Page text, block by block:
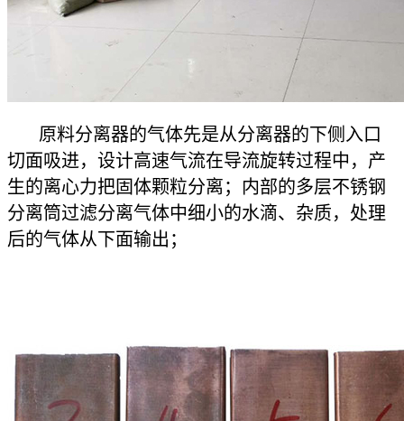
原料分离器的气体先是从分离器的下侧入口
切面吸进，设计高速气流在导流旋转过程中，产
生的离心力把固体颗粒分离；内部的多层不锈钢
分离筒过滤分离气体中细小的水滴、杂质，处理
后的气体从下面输出；